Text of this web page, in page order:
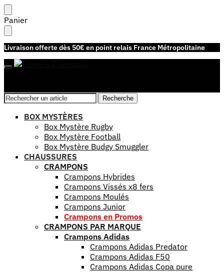
Skip
to
Skip
to
Panier
Livraison offerte dès 50€ en point relais France Métropolitaine
Recherche
Recherche
Mon compte
Recherche
Recherche
BOX MYSTÈRES
Box Mystère Rugby
Box Mystère Football
Box Mystère Budgy Smuggler
CHAUSSURES
CRAMPONS
Crampons Hybrides
Crampons Vissés x8 fers
Crampons Moulés
Crampons Junior
Crampons en Promos
CRAMPONS PAR MARQUE
Crampons Adidas
Crampons Adidas Predator
Crampons Adidas F50
Crampons Adidas Copa pure